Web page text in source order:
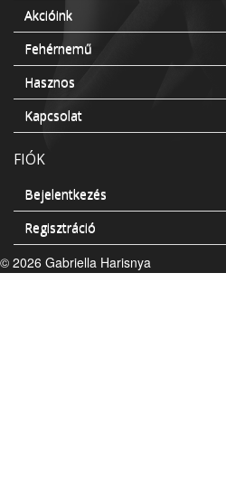
Akcióink
Fehérnemű
Hasznos
Kapcsolat
FIÓK
Bejelentkezés
Regisztráció
© 2026 Gabriella Harisnya